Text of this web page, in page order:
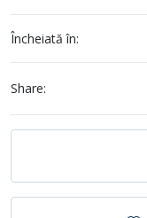
Încheiată în:
Share: